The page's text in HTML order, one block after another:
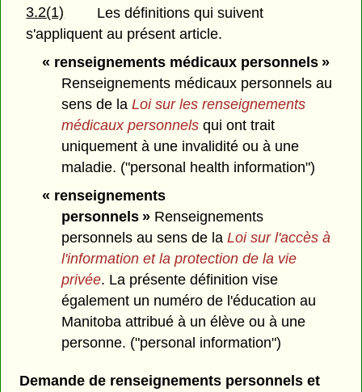
3.2(1)
Les définitions qui suivent
s'appliquent au présent article.
« renseignements médicaux personnels »
Renseignements médicaux personnels au
sens de laLoi sur les renseignements
médicaux personnels qui ont trait
uniquement à une invalidité ou à une
maladie. ("personal health information")
« renseignements
personnels » Renseignements
personnels au sens de laLoi sur l'accès à
l'information et la protection de la vie
privée. La présente définition vise
également un numéro de l'éducation au
Manitoba attribué à un élève ou à une
personne. ("personal information")
Demande de renseignements personnels et